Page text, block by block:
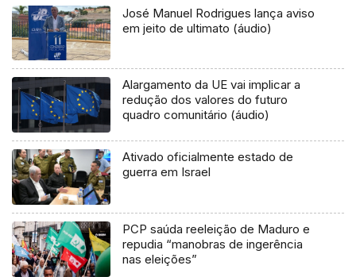
José Manuel Rodrigues lança aviso
em jeito de ultimato (áudio)
Alargamento da UE vai implicar a
redução dos valores do futuro
quadro comunitário (áudio)
Ativado oficialmente estado de
guerra em Israel
PCP saúda reeleição de Maduro e
repudia “manobras de ingerência
nas eleições”